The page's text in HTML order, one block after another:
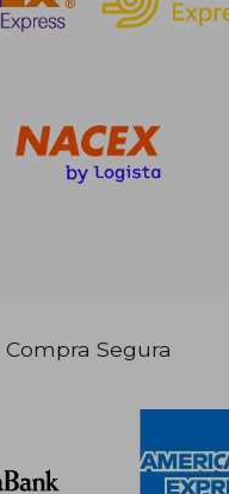
Compra Segura